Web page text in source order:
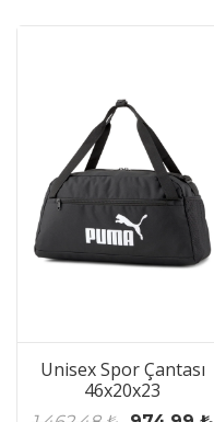
Unisex Spor Çantası
46x20x23